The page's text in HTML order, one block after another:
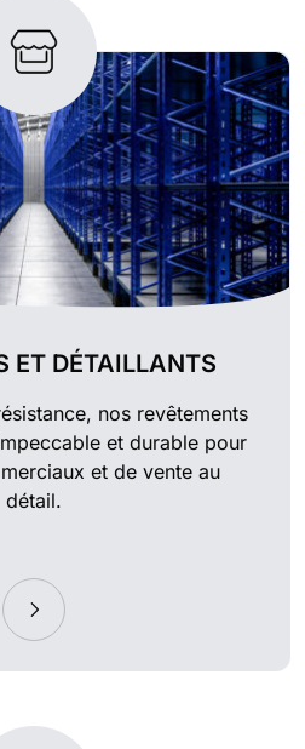
ET DÉTAILLANTS
nos revêtements
et durable pour
et de vente au
détail.